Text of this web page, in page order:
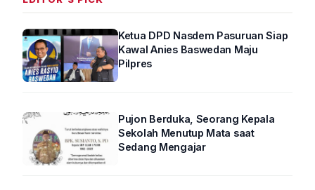
Ketua DPD Nasdem Pasuruan Siap
Kawal Anies Baswedan Maju
Pilpres
Pujon Berduka, Seorang Kepala
Sekolah Menutup Mata saat
Sedang Mengajar